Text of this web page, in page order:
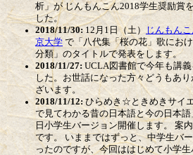
析」が じんもんこん2018学生奨励賞
した。
2018/11/30: 12月1日（土）
じんもん
京大学 で「八代集「桜の花」歌にお
分類」のタイトルで発表をします。
2018/11/27: UCLA図書館で今年も講義
した。お世話になった方々どうもあ
ざいます。
2018/11/12: ひらめき☆ときめきサイ
で見てわかる昔の日本語と今の日本語
日小学生バージョン開催します。 案
です。 いままではずっと、中学生バ
ったのですが、今回ははじめて小学生